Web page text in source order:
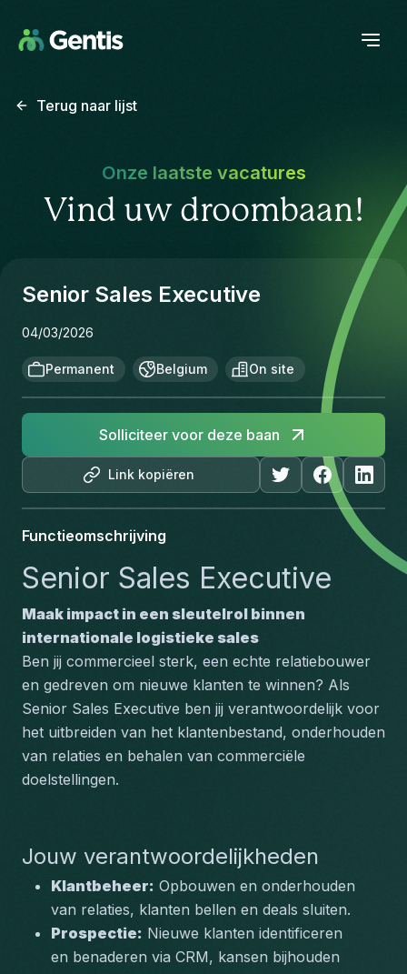
Terug naar lijst
Onze laatste vacatures
Vind uw droombaan!
Senior Sales Executive
04/03/2026
Permanent Belgium On site
Link kopiëren
Solliciteer voor deze baan
Functieomschrijving
Senior Sales Executive
Maak impact in een sleutelrol binnen
internationale logistieke sales
Ben jij commercieel sterk, een echte relatiebouwer
en gedreven om nieuwe klanten te winnen? Als
Senior Sales Executive ben jij verantwoordelijk voor
het uitbreiden van het klantenbestand, onderhouden
van relaties en behalen van commerciële
doelstellingen.
Jouw verantwoordelijkheden
Klantbeheer: Opbouwen en onderhouden
van relaties, klanten bellen en deals sluiten.
Prospectie: Nieuwe klanten identificeren
en benaderen via CRM, kansen bijhouden